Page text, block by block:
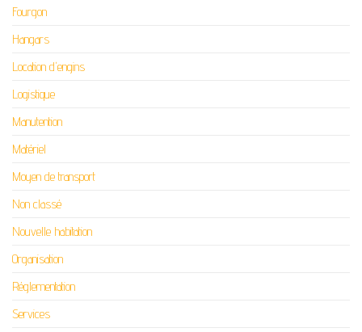
Fourgon
Hangars
Location d'engins
Logistique
Manutention
Matériel
Moyen de transport
Non classé
Nouvelle habitation
Organisation
Réglementation
Services